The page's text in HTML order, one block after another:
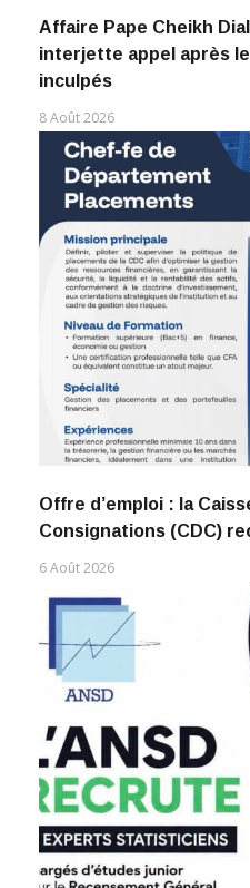
Affaire Pape Cheikh
interjette appel après
inculpés
8 Août 2026
Offre d’emploi : la
Consignations (CDC)
6 Août 2026